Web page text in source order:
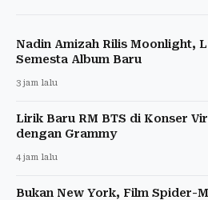
Nadin Amizah Rilis Moonlight,
Semesta Album Baru
3 jam lalu
Lirik Baru RM BTS di Konser
dengan Grammy
4 jam lalu
Bukan New York, Film Spider-